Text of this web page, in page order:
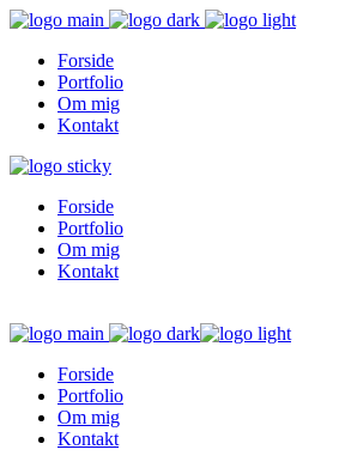
Forside
Portfolio
Om mig
Kontakt
Forside
Portfolio
Om mig
Kontakt
Forside
Portfolio
Om mig
Kontakt